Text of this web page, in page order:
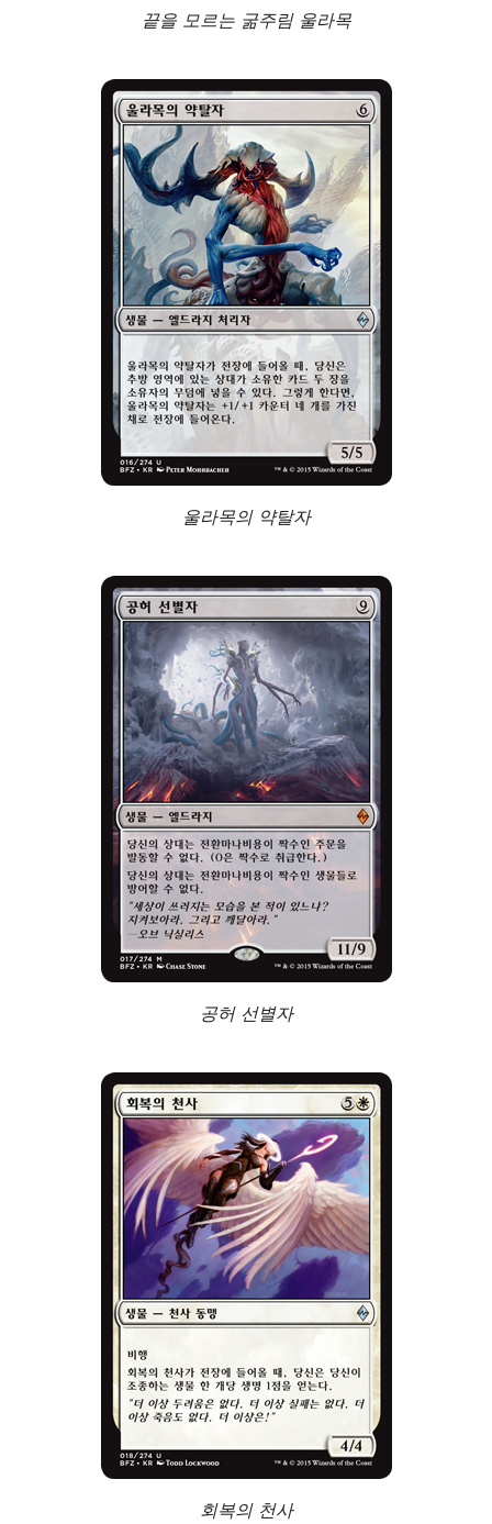
끝을 모르는 굶주림 울라목
울라목의 약탈자
공허 선별자
회복의 천사